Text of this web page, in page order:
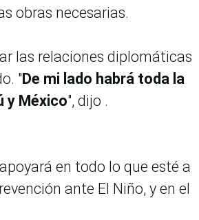
obras necesarias.
las relaciones diplomáticas
"De mi lado habrá toda la
y México", dijo .
en todo lo que esté a
ante El Niño, y en el